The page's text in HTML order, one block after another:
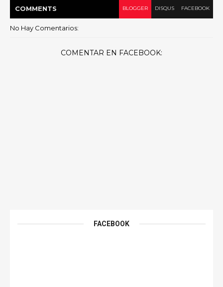
COMMENTS BLOGGER DISQUS FACEBOOK
No Hay Comentarios:
COMENTAR EN FACEBOOK:
FACEBOOK